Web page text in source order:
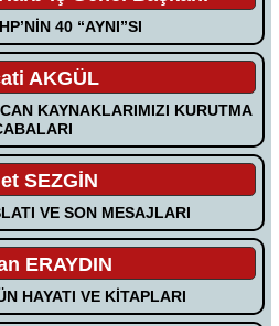
40 “AYNI”SI
AKGÜL
KAYNAKLARIMIZI KURUTMA
SEZGİN
VE SON MESAJLARI
ERAYDIN
HAYATI VE KİTAPLARI